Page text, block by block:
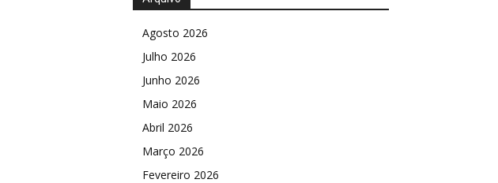
Agosto 2026
Julho 2026
Junho 2026
Maio 2026
Abril 2026
Março 2026
Fevereiro 2026